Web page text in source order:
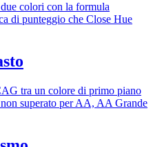
colori con la formula
di punteggio che Close Hue
tra un colore di primo piano
superato per AA, AA Grande